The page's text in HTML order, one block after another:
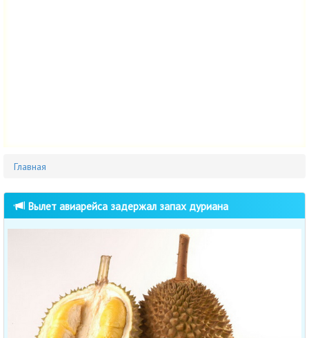
Главная
Вылет авиарейса задержал запах дуриана